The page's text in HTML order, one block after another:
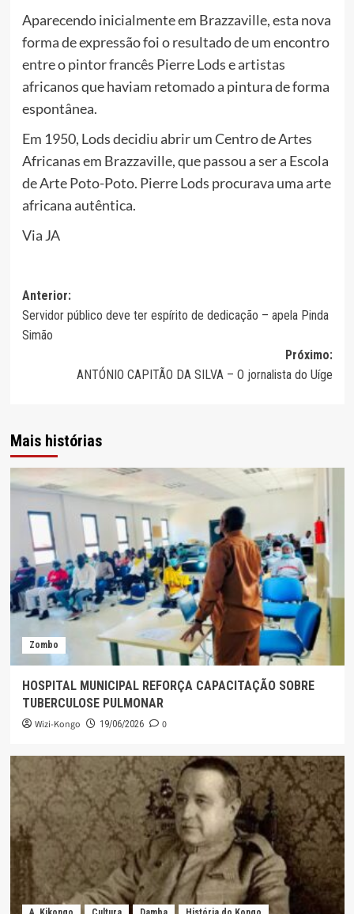
Aparecendo inicialmente em Brazzaville, esta nova
forma de expressão foi o resultado de um encontro
entre o pintor francês Pierre Lods e artistas
africanos que haviam retomado a pintura de forma
espontânea.
Em 1950, Lods decidiu abrir um Centro de Artes
Africanas em Brazzaville, que passou a ser a Escola
de Arte Poto-Poto. Pierre Lods procurava uma arte
africana autêntica.
Via JA
Navegação
de
Anterior:
Servidor público deve ter espírito de dedicação – apela Pinda
Simão
Próximo:
ANTÓNIO CAPITÃO DA SILVA – O jornalista do Uíge
Mais histórias
Zombo
HOSPITAL MUNICIPAL REFORÇA CAPACITAÇÃO SOBRE
TUBERCULOSE PULMONAR
Wizi-Kongo 19/06/2026 0